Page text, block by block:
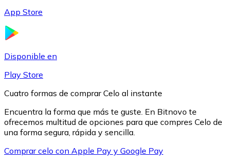
App Store
Disponible en
Play Store
Cuatro formas de comprar Celo al instante
Encuentra la forma que más te guste. En Bitnovo te
ofrecemos multitud de opciones para que compres Celo de
una forma segura, rápida y sencilla.
Comprar celo con Apple Pay y Google Pay